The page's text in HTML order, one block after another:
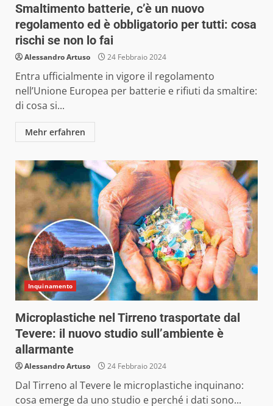
Smaltimento batterie, c’è un nuovo
regolamento ed è obbligatorio per tutti: cosa
rischi se non lo fai
Alessandro Artuso 24 Febbraio 2024
Entra ufficialmente in vigore il regolamento
nell’Unione Europea per batterie e rifiuti da smaltire:
di cosa si...
Mehr erfahren
Inquinamento
Microplastiche nel Tirreno trasportate dal
Tevere: il nuovo studio sull’ambiente è
allarmante
Alessandro Artuso 24 Febbraio 2024
Dal Tirreno al Tevere le microplastiche inquinano:
cosa emerge da uno studio e perché i dati sono...